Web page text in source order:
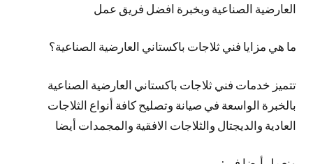
العارضية الصناعية وبخبرة افضل فريق عمل
ما هي مزايا فني ثلاجات باكستاني العارضية الصناعية؟
تتميز خدمات فني ثلاجات باكستاني العارضية الصناعية
بالخبرة الواسعة في صيانة وتصليح كافة أنواع الثلاجات
العادية والديجتال والثلاجات الافقية والمجمدات أيضا